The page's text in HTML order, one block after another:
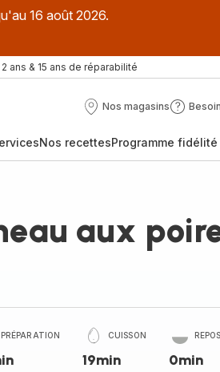
16 août 2026.
ans & 15 ans de réparabilité
Nos magasins
Nos
Besoin
?
Nos recettesProgramme fidélité
aux
PRÉPARATION CUISSON
19min
REPOS
0min